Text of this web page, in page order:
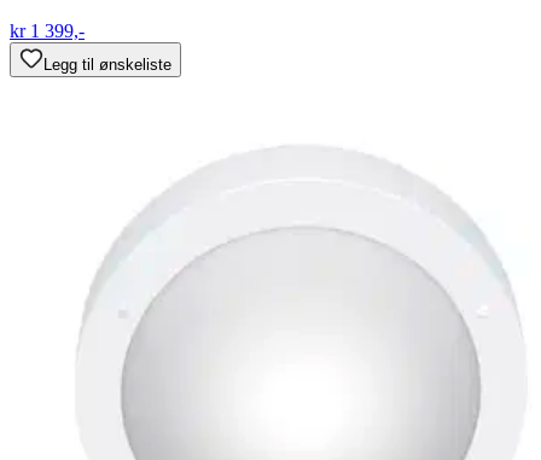
kr 1 399,-
Legg til ønskeliste